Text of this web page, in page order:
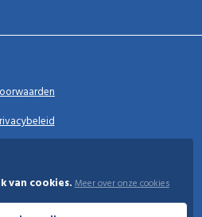
van cookies.Meer over onze cookies